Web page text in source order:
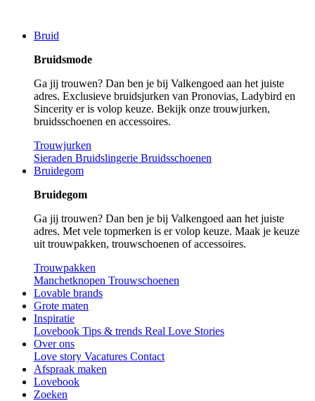
Bruid
Bruidsmode
Ga jij trouwen? Dan ben je bij Valkengoed aan het juiste
adres. Exclusieve bruidsjurken van Pronovias, Ladybird en
Sincerity er is volop keuze. Bekijk onze trouwjurken,
bruidsschoenen en accessoires.
Trouwjurken
Sieraden Bruidslingerie Bruidsschoenen
Bruidegom
Bruidegom
Ga jij trouwen? Dan ben je bij Valkengoed aan het juiste
adres. Met vele topmerken is er volop keuze. Maak je keuze
uit trouwpakken, trouwschoenen of accessoires.
Trouwpakken
Manchetknopen Trouwschoenen
Lovable brands
Grote maten
Inspiratie
Lovebook Tips & trends Real Love Stories
Over ons
Love story Vacatures Contact
Afspraak maken
Lovebook
Zoeken